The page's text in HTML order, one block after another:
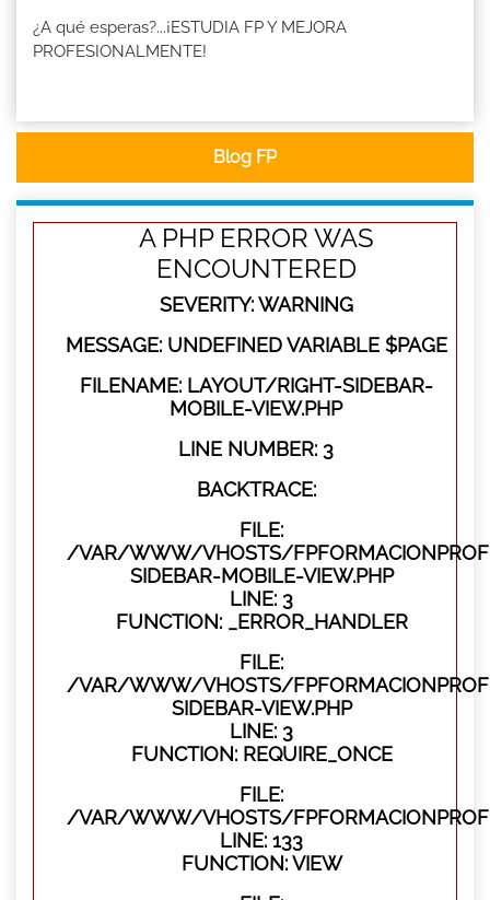
¿A qué esperas?...¡ESTUDIA FP Y MEJORA
PROFESIONALMENTE!
Blog FP
A PHP ERROR WAS
ENCOUNTERED
SEVERITY: WARNING
MESSAGE: UNDEFINED VARIABLE $PAGE
FILENAME: LAYOUT/RIGHT-SIDEBAR-
MOBILE-VIEW.PHP
LINE NUMBER: 3
BACKTRACE:
FILE:
/VAR/WWW/VHOSTS/
SIDEBAR-MOBILE-VIEW.PHP
LINE: 3
FUNCTION: _ERROR_HANDLER
FILE:
/VAR/WWW/VHOSTS/
SIDEBAR-VIEW.PHP
LINE: 3
FUNCTION: REQUIRE_ONCE
FILE:
/VAR/WWW/VHOSTS/
LINE: 133
FUNCTION: VIEW